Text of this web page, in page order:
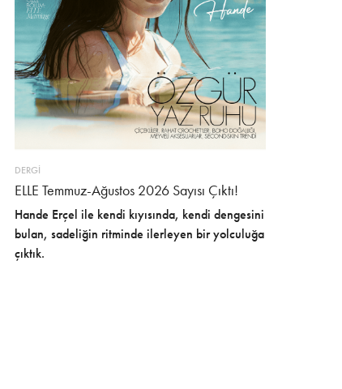
DERGİ
ELLE Temmuz-Ağustos 2026 Sayısı Çıktı!
Hande Erçel ile kendi kıyısında, kendi dengesini
bulan, sadeliğin ritminde ilerleyen bir yolculuğa
çıktık.